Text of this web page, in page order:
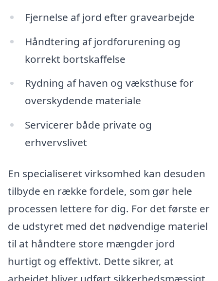
Fjernelse af jord efter gravearbejde
Håndtering af jordforurening og
korrekt bortskaffelse
Rydning af haven og væksthuse for
overskydende materiale
Servicerer både private og
erhvervslivet
En specialiseret virksomhed kan desuden
tilbyde en række fordele, som gør hele
processen lettere for dig. For det første er
de udstyret med det nødvendige materiel
til at håndtere store mængder jord
hurtigt og effektivt. Dette sikrer, at